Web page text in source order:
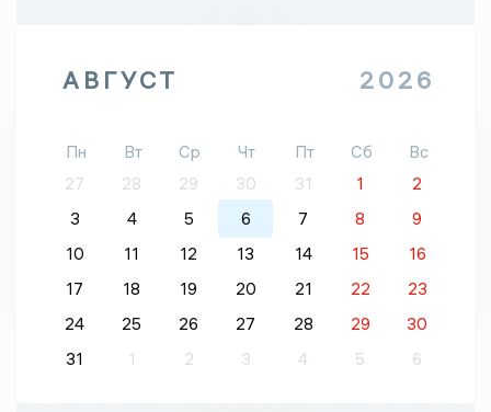
АВГУСТ 2026
Пн Вт Ср Чт Пт Сб
Вс
27
28 29 30 31 1
2
3
4 5 6 7 8
9
10
11 12 13 14 15
16
17
18 19 20 21 22
23
24
25 26 27 28 29
30
31
1 2 3 4 5 6